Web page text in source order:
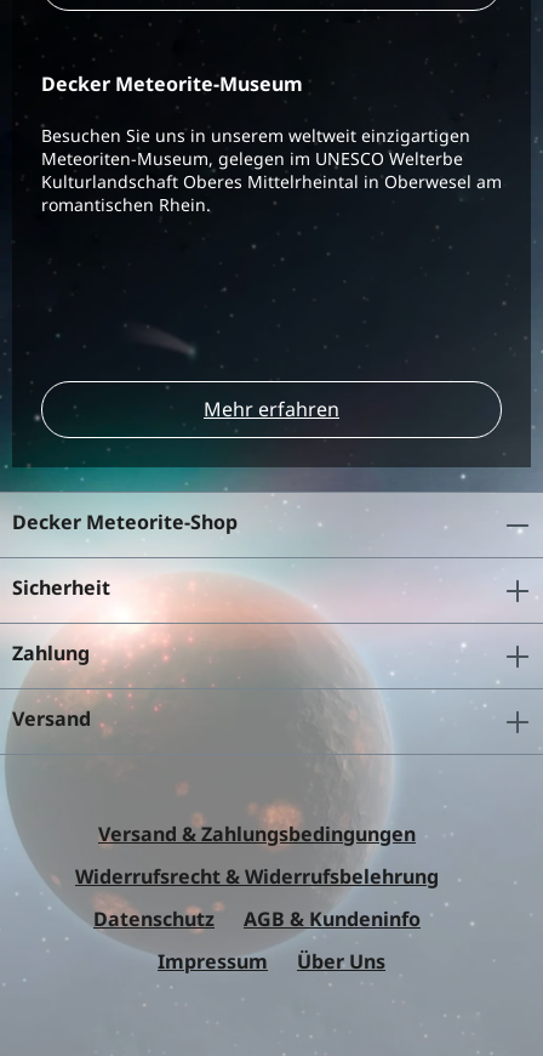
Decker Meteorite-Museum
Besuchen Sie uns in unserem weltweit einzigartigen
Meteoriten-Museum, gelegen im UNESCO Welterbe
Kulturlandschaft Oberes Mittelrheintal in Oberwesel am
romantischen Rhein.
Mehr erfahren
Decker Meteorite-Shop
Sicherheit
Zahlung
Versand
Versand & Zahlungsbedingungen
Widerrufsrecht & Widerrufsbelehrung
Datenschutz
AGB & Kundeninfo
Impressum
Über Uns